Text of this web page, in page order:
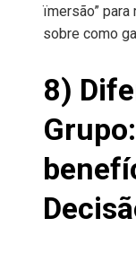
ïmersão”
sobre como
8)